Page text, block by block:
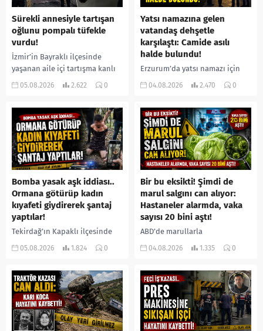
Sürekli annesiyle tartışan
oğlunu pompalı tüfekle
vurdu!
İzmir’in Bayraklı ilçesinde
yaşanan aile içi tartışma kanlı
bitti. İddiaya göre, uzun süredir
05.08.2026 2.622 0
Yatsı namazına gelen
vatandaş dehşetle
karşılaştı: Camide asılı
halde bulundu!
Erzurum’da yatsı namazı için
camiye gelen bir vatandaş,
yerine sevk edilen...
04.08.2026 2.470 0
Bomba yasak aşk iddiası..
Ormana götürüp kadın
kıyafeti giydirerek şantaj
yaptılar!
Tekirdağ’ın Kapaklı ilçesinde
bir kişiyi, arkadaşının eşiyle
kadın kıyafetleri giydirdiği,
özür videosu çektirip...
05.08.2026 1.824 0
Bir bu eksikti! Şimdi de
marul salgını can alıyor:
Hastaneler alarmda, vaka
sayısı 20 bini aştı!
ABD’de marullarla
ilişkilendirilen siklospora
salgında vaka sayısının 20 bini
aştığı belirtilirken, sağlık...
04.08.2026 1.335 0